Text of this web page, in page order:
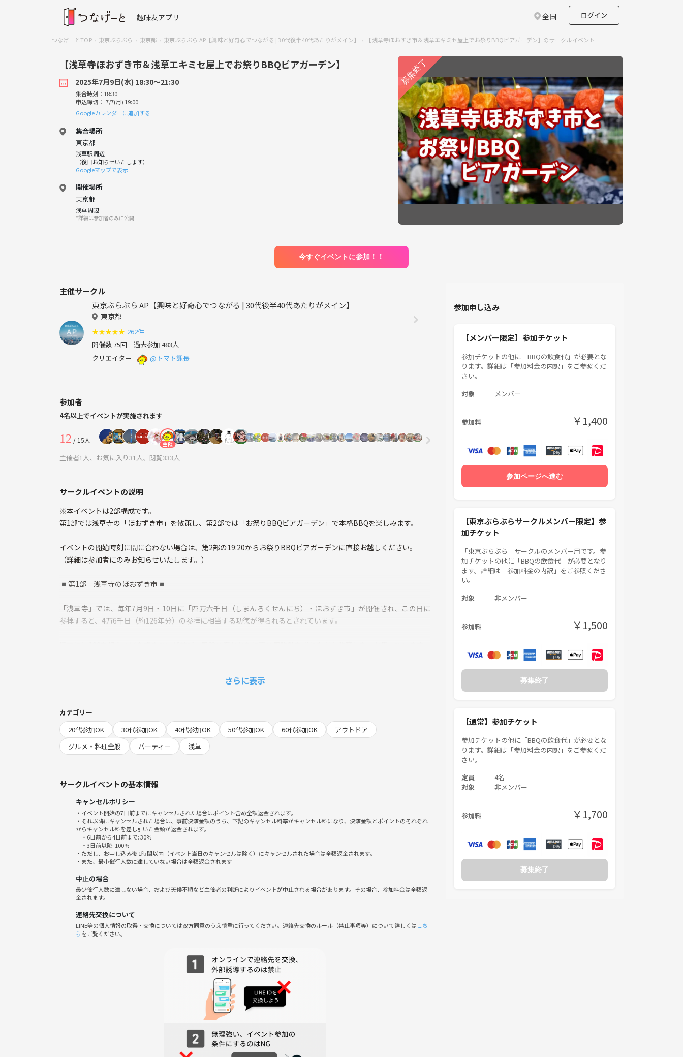
趣味友アプリ 全国 ログイン
つなげーとTOP 東京ぶらぶら 東京都 東京ぶらぶら AP【興味と好奇心でつながる | 30代後半40代あたりがメイン】 【浅草寺ほおずき市＆浅草エキミセ屋上でお祭りBBQビアガーデン】のサークルイベント
【浅草寺ほおずき市＆浅草エキミセ屋上でお祭りBBQビアガーデン】
2025年7月9日(水) 18:30〜21:30
集合時刻：18:30
申込締切： 7/7(月) 19:00
Googleカレンダーに追加する
集合場所
東京都
浅草駅 周辺
（後日お知らせいたします）
Googleマップで表示
開催場所
東京都
浅草 周辺
*詳細は参加者のみに公開
今すぐイベントに参加！！
主催サークル
東京ぶらぶら AP【興味と好奇心でつながる | 30代後半40代あたりがメイン】
東京都
★★★★★ 262件
開催数 75回 過去参加 483人
クリエイター
@トマト課長
参加者
4名以上でイベントが実施されます
12 / 15人 主催
主催者1人、お気に入り31人、閲覧333人
サークルイベントの説明
※本イベントは2部構成です。
第1部では浅草寺の「ほおずき市」を散策し、第2部では「お祭りBBQビアガーデン」で本格BBQを楽しみます。
イベントの開始時刻に間に合わない場合は、第2部の19:20からお祭りBBQビアガーデンに直接お越しください。
（詳細は参加者にのみお知らせいたします。）
◾️第1部 浅草寺のほおずき市◾️
「浅草寺」では、毎年7月9日・10日に「四万六千日（しまんろくせんにち）・ほおずき市」が開催され、この日に
参拝すると、4万6千日（約126年分）の参拝に相当する功徳が得られるとされています。
◾️第2部 お祭りBBQビアガーデン◾️
浅草駅直結の「浅草EKIMISE」屋上にある「お祭りBBQビアガーデン 浅草エキミセ屋台村」で、本格BBQを存分に
堪能しましょう！ 縁日気分を味わいながら、夏ならではのひとときを楽しめます😊
ここでは、手ぶらで本格BBQを満喫できるだけでなく、たこ焼きや焼きそば、フランクフルト、わたあめ、アイスシ
ャーベットなど、お祭りフードが食べ放題！
さらに、射的や輪投げなどのお祭りゲームも遊び放題！
一緒に訪れた仲間と、童心に返って盛り上がること間違いなしです！
屋根付きなので、天候を気にせず安心して過ごせます✨
今回は、「定番BBQと屋台食べ放題コース（アルコール&ソフトドリンク飲み放題付き）」を予約しました。
ドリンクは、セルフサービスなので、豊富な種類から好きなものを好きなだけ楽しめます。
アルコールが苦手な方には、ノンアルコールのハイボールやカシスオレンジ、シャルドネスパークリングが用意され
ています😊
◾️BBQコース内容◾️
※BBQコースの食材は食べ放題ではありません
・牛ステーキ100g
・チーズタッカルビ（特製漬け込み鶏モモ肉、チーズ） 100g
さらに表示
カテゴリー
20代参加OK
30代参加OK 40代参加OK 50代参加OK 60代参加OK
アウトドア
グルメ・料理全般
パーティー 浅草
サークルイベントの基本情報
キャンセルポリシー
・イベント開始の7日前までにキャンセルされた場合はポイント含め全額返金されます。
・それ以降にキャンセルされた場合は、事前決済金額のうち、下記のキャンセル料率がキャンセル料になり、決済金額とポイントのそれぞれ
からキャンセル料を差し引いた金額が返金されます。
・6日前から4日前まで: 30%
・3日前以降: 100%
・ただし、お申し込み後 1時間以内（イベント当日のキャンセルは除く）にキャンセルされた場合は全額返金されます。
・また、最小催行人数に達していない場合は全額返金されます
中止の場合
最少催行人数に達しない場合、および天候不順など主催者の判断によりイベントが中止される場合があります。その場合、参加料金は全額返
金されます。
連絡先交換について
LINE等の個人情報の取得・交換については双方同意のうえ慎重に行ってください。連絡先交換のルール（禁止事項等）について詳しくはこち
らをご覧ください。
参加申し込み
【メンバー限定】参加チケット
参加チケットの他に「BBQの飲食代」が必要とな
ります。詳細は「参加料金の内訳」をご参照くだ
さい。
対象 メンバー
参加料 ￥1,400
参加ページへ進む
【東京ぶらぶらサークルメンバー限定】参
加チケット
「東京ぶらぶら」サークルのメンバー用です。参
加チケットの他に「BBQの飲食代」が必要となり
ます。詳細は「参加料金の内訳」をご参照くださ
い。
対象 非メンバー
参加料 ￥1,500
募集終了
【通常】参加チケット
参加チケットの他に「BBQの飲食代」が必要とな
ります。詳細は「参加料金の内訳」をご参照くだ
さい。
定員 4名
対象 非メンバー
参加料 ￥1,700
募集終了